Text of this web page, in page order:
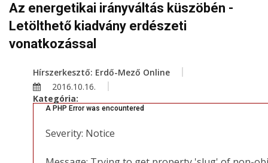
Az energetikai irányváltás küszöbén -
Letölthető kiadvány erdészeti
vonatkozással
Hírszerkesztő: Erdő-Mező Online
2016.10.16.
Kategória:
A PHP Error was encountered
Severity: Notice